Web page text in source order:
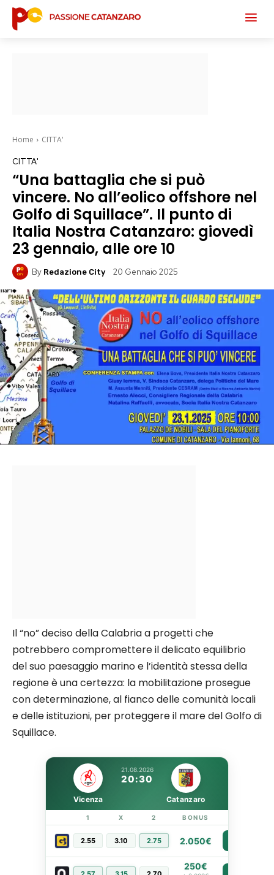
Home CITTA'
CITTA'
“Una battaglia che si può
vincere. No all’eolico offshore nel
Golfo di Squillace”. Il punto di
Italia Nostra Catanzaro: giovedì
23 gennaio, alle ore 10
By Redazione City 20 Gennaio 2025
Il “no” deciso della Calabria a progetti che
potrebbero compromettere il delicato equilibrio
del suo paesaggio marino e l’identità stessa della
regione è una certezza: la mobilitazione prosegue
con determinazione, al fianco delle comunità locali
e delle istituzioni, per proteggere il mare del Golfo di
Squillace.
21.08.2026
20:30
Vicenza Catanzaro
1 X 2 BONUS
2.55 3.10 2.75 2.050€
250€